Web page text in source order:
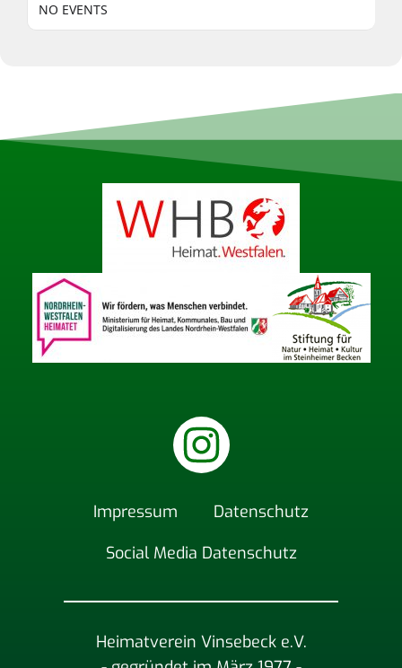
NO EVENTS
Impres­sum
Daten­schutz
Social Media Datenschutz
Heimatverein Vinsebeck e.V.